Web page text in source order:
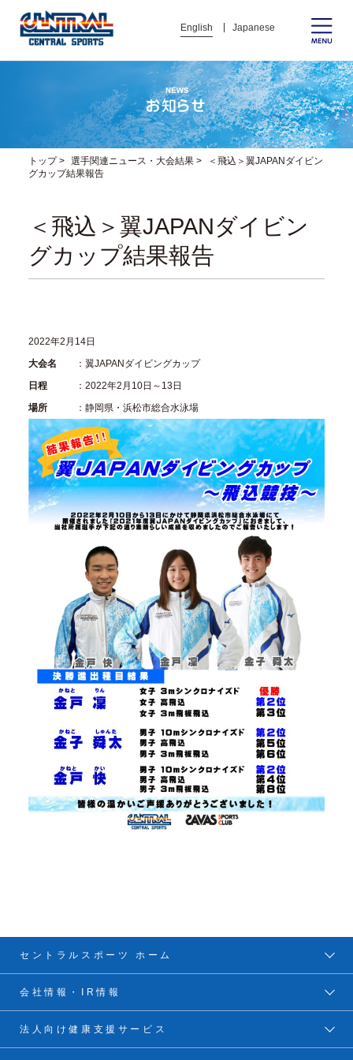
English Japanese
トップ> 選手関連ニュース・大会結果>
＜飛込＞翼JAPANダイビン
グカップ結果報告
＜飛込＞翼JAPANダイビン
グカップ結果報告
2022年2月14日
大会名
：翼JAPANダイビングカップ
日程
：2022年2月10日～13日
場所
：静岡県・浜松市総合水泳場
セントラルスポーツ ホーム
会社情報・IR情報
法人向け健康支援サービス